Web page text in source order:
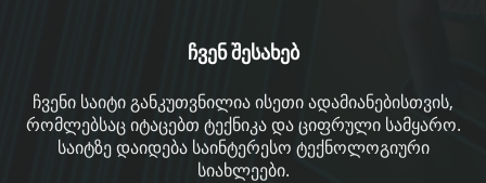
ჩვენ შესახებ
ჩვენი საიტი განკუთვნილია ისეთი ადამიანებისთვის,
რომლებსაც იტაცებთ ტექნიკა და ციფრული სამყარო.
საიტზე დაიდება საინტერესო ტექნოლოგიური
სიახლეები.